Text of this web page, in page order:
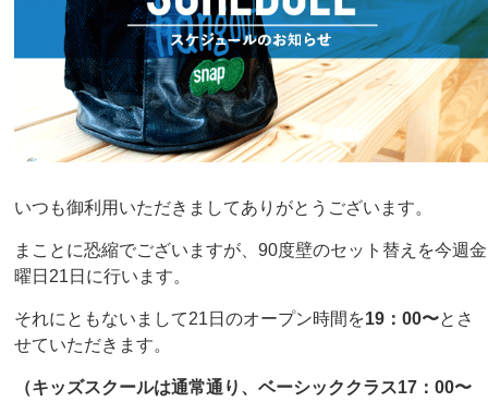
いつも御利用いただきましてありがとうございます。
まことに恐縮でございますが、90度壁のセット替えを今週金
曜日21日に行います。
それにともないまして21日のオープン時間を19：00〜とさ
せていただきます。
（キッズスクールは通常通り、ベーシッククラス17：00〜